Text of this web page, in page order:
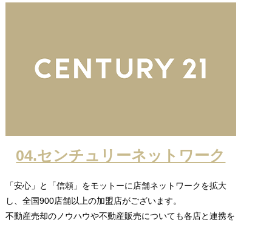
04.センチュリーネットワーク
「安心」と「信頼」をモットーに店舗ネットワークを拡大
し、全国900店舗以上の加盟店がございます。
不動産売却のノウハウや不動産販売についても各店と連携を